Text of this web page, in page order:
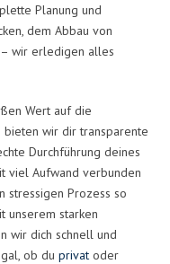
Planung und
dem Abbau von
wir erledigen alles
Wert auf die
bieten wir dir transparente
Durchführung deines
viel Aufwand verbunden
stressigen Prozess so
unserem starken
wir dich schnell und
ob du privat oder